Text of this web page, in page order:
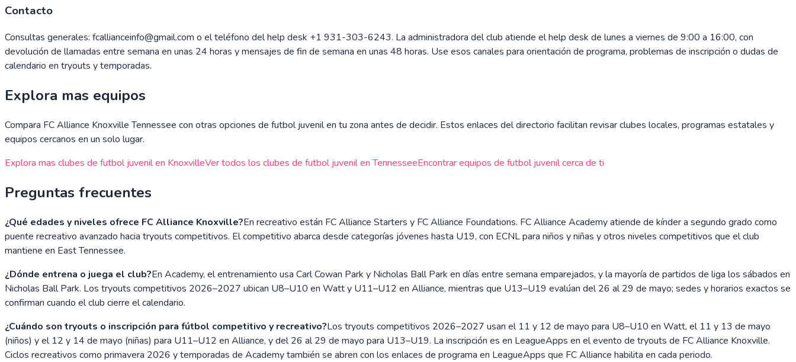
Contacto
Consultas generales: fcallianceinfo@gmail.com o el teléfono del help desk +1 931-303-6243. La administradora del club atiende el help desk de lunes a viernes de 9:00 a 16:00, con
devolución de llamadas entre semana en unas 24 horas y mensajes de fin de semana en unas 48 horas. Use esos canales para orientación de programa, problemas de inscripción o dudas de
calendario en tryouts y temporadas.
Explora mas equipos
Compara FC Alliance Knoxville Tennessee con otras opciones de futbol juvenil en tu zona antes de decidir. Estos enlaces del directorio facilitan revisar clubes locales, programas estatales y
equipos cercanos en un solo lugar.
Explora mas clubes de futbol juvenil en KnoxvilleVer todos los clubes de futbol juvenil enTennesseeEncontrar equipos de futbol juvenil cerca de ti
Preguntas frecuentes
¿Qué edades y niveles ofrece FC Alliance Knoxville?En recreativo están FC Alliance Starters y FC Alliance Foundations. FC Alliance Academy atiende de kínder a segundo grado como
puente recreativo avanzado hacia tryouts competitivos. El competitivo abarca desde categorías jóvenes hasta U19, con ECNL para niños y niñas y otros niveles competitivos que el club
mantiene en East Tennessee.
¿Dónde entrena o juega el club?En Academy, el entrenamiento usa Carl Cowan Park y Nicholas Ball Park en días entre semana emparejados, y la mayoría de partidos de liga los sábados en
Nicholas Ball Park. Los tryouts competitivos 2026–2027 ubican U8–U10 en Watt y U11–U12 en Alliance, mientras que U13–U19 evalúan del 26 al 29 de mayo; sedes y horarios exactos se
confirman cuando el club cierre el calendario.
¿Cuándo son tryouts o inscripción para fútbol competitivo y recreativo?Los tryouts competitivos 2026–2027 usan el 11 y 12 de mayo para U8–U10 en Watt, el 11 y 13 de mayo
(niños) y el 12 y 14 de mayo (niñas) para U11–U12 en Alliance, y del 26 al 29 de mayo para U13–U19. La inscripción es en LeagueApps en el evento de tryouts de FC Alliance Knoxville.
Ciclos recreativos como primavera 2026 y temporadas de Academy también se abren con los enlaces de programa en LeagueApps que FC Alliance habilita en cada periodo.